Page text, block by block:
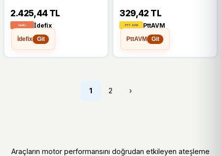
1,8T
2.425,44 TL
İdefix
İdefix
Git
329,42 TL
PttAVM
PttAVM
Git
1 2 ›
Araçların motor performansını doğrudan etkileyen ateşleme